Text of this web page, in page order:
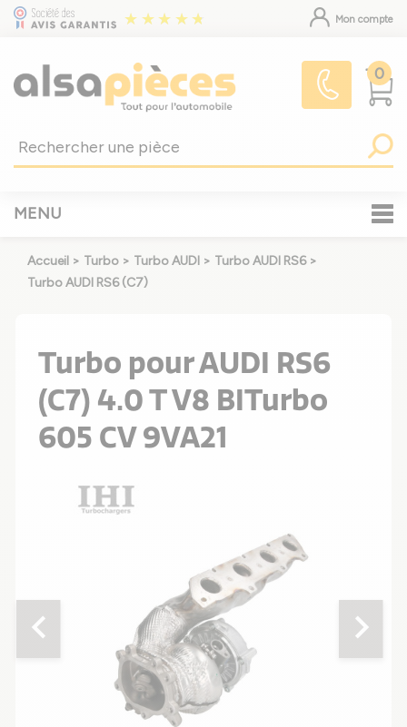
Mon compte
0
MENU
Accueil > Turbo > Turbo AUDI > Turbo AUDI RS6 >
Turbo AUDI RS6 (C7)
Turbo pour AUDI RS6
(C7) 4.0 T V8 BITurbo
605 CV 9VA21
chevron_left chevron_right